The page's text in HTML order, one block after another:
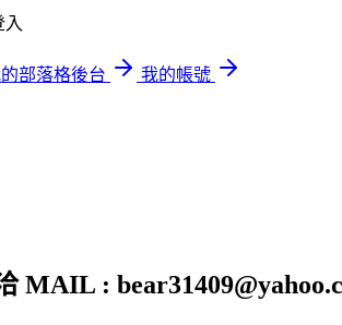
入
部落格後台
我的帳號
MAIL :